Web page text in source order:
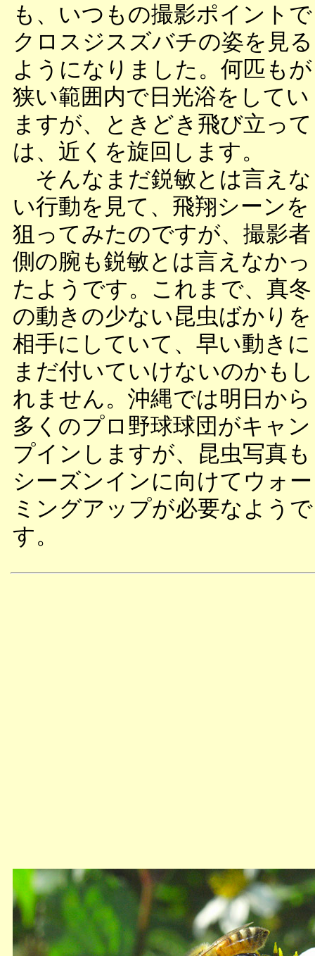
も、いつもの撮影ポイントで
クロスジスズバチの姿を見る
ようになりました。何匹もが
狭い範囲内で日光浴をしてい
ますが、ときどき飛び立って
は、近くを旋回します。
そんなまだ鋭敏とは言えな
い行動を見て、飛翔シーンを
狙ってみたのですが、撮影者
側の腕も鋭敏とは言えなかっ
たようです。これまで、真冬
の動きの少ない昆虫ばかりを
相手にしていて、早い動きに
まだ付いていけないのかもし
れません。沖縄では明日から
多くのプロ野球球団がキャン
プインしますが、昆虫写真も
シーズンインに向けてウォー
ミングアップが必要なようで
す。